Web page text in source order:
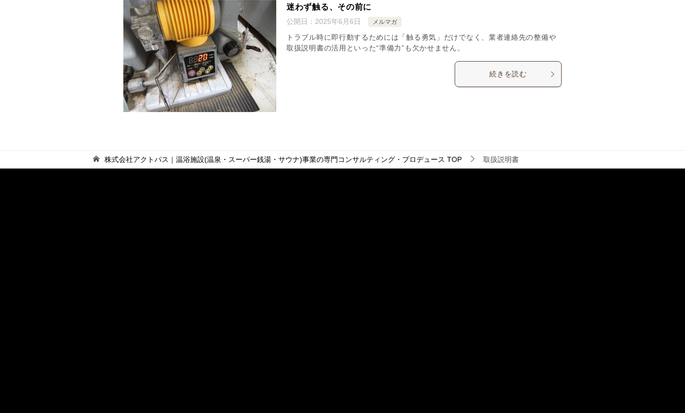
迷わず触る、その前に
公開日： 2025年6月6日 メルマガ
トラブル時に即行動するためには「触る勇気」だけでなく、業者連絡先の整備や
取扱説明書の活用といった“準備力”も欠かせません。
続きを読む
株式会社アクトパス｜温浴施設(温泉・スーパー銭湯・サウナ)事業の専門コンサルティング・プロデュース TOP 取扱説明書